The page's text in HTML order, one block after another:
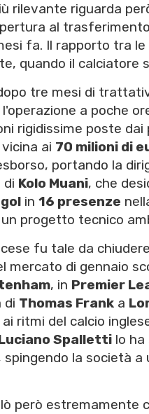
rilevante riguarda
al
fa. Il rapporto tra
quando il calciatore
tre mesi di
a poche
rigidissime poste
ai 70 milioni di
portando la
di Kolo Muani, che
in 16 presenze
progetto tecnico
fu tale da
mercato di gennaio
, in Premier
di Thomas Frank a
ritmi del calcio
Spalletti lo
la società
però